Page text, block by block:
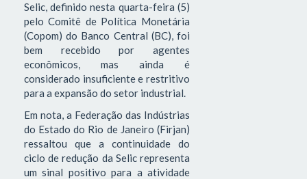
Selic, definido nesta quarta-feira (5)
pelo Comitê de Política Monetária
(Copom) do Banco Central (BC), foi
bem recebido por agentes
econômicos, mas ainda é
considerado insuficiente e restritivo
para a expansão do setor industrial.
Em nota, a Federação das Indústrias
do Estado do Rio de Janeiro (Firjan)
ressaltou que a continuidade do
ciclo de redução da Selic representa
um sinal positivo para a atividade